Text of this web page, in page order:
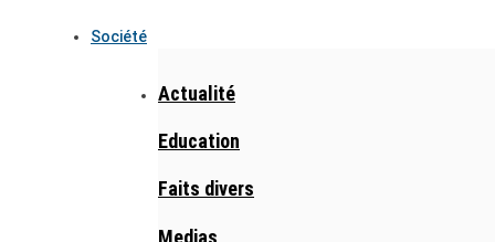
Société
Actualité
Education
Faits divers
Medias